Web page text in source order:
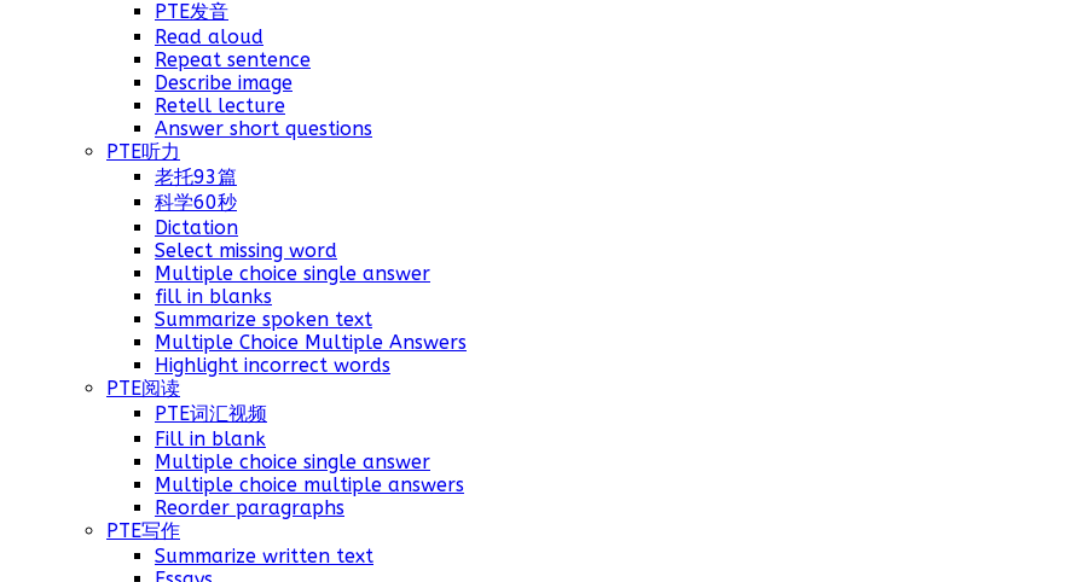
PTE发音
Read aloud
Repeat sentence
Describe image
Retell lecture
Answer short questions
PTE听力
老托93篇
科学60秒
Dictation
Select missing word
Multiple choice single answer
fill in blanks
Summarize spoken text
Multiple Choice Multiple Answers
Highlight incorrect words
PTE阅读
PTE词汇视频
Fill in blank
Multiple choice single answer
Multiple choice multiple answers
Reorder paragraphs
PTE写作
Summarize written text